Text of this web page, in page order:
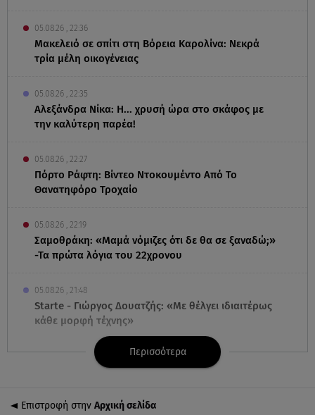
05.08.26 , 22:36
Μακελειό σε σπίτι στη Βόρεια Καρολίνα: Νεκρά
τρία μέλη οικογένειας
05.08.26 , 22:35
Αλεξάνδρα Νίκα: Η... χρυσή ώρα στο σκάφος με
την καλύτερη παρέα!
05.08.26 , 22:27
Πόρτο Ράφτη: Bίντεο Ντοκουμέντο Από Το
Θανατηφόρο Τροχαίο
05.08.26 , 22:19
Σαμοθράκη: «Μαμά νόμιζες ότι δε θα σε ξαναδώ;»
-Τα πρώτα λόγια του 22χρονου
05.08.26 , 21:48
Starte - Γιώργος Δουατζής: «Με θέλγει ιδιαιτέρως
κάθε μορφή τέχνης»
05.08.26 , 21:41
«Στην κόψη του ξυραφιού» οι συνομιλίες ΗΠΑ –
Περισσότερα
Επιστροφή στην Αρχική σελίδα